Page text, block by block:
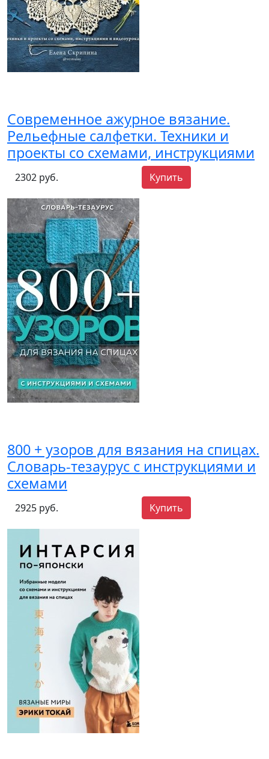
Современное ажурное вязание.
Рельефные салфетки. Техники и
проекты со схемами, инструкциями
2302 руб. Купить
800 + узоров для вязания на спицах.
Словарь-тезаурус с инструкциями и
схемами
2925 руб. Купить